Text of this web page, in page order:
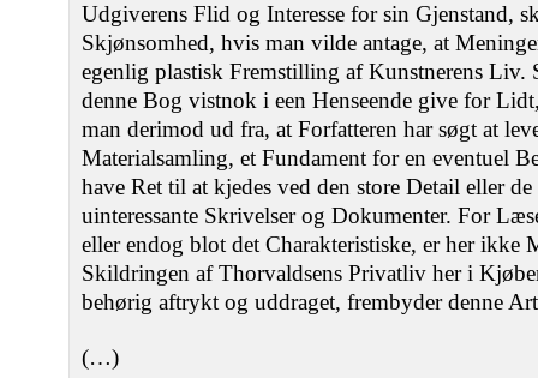
Udgiverens Flid og Interesse for sin Gjenstand,
Skjønsomhed, hvis man vilde antage, at
egenlig plastisk Fremstilling af Kunstnerens Liv.
denne Bog vistnok i een Henseende give for
man derimod ud fra, at Forfatteren har søgt at
Materialsamling, et Fundament for en eventuel
have Ret til at kjedes ved den store Detail eller
uinteressante Skrivelser og Dokumenter. For
eller endog blot det Charakteristiske, er her ikke
Skildringen af Thorvaldsens Privatliv her i
behørig aftrykt og uddraget, frembyder denne Art
(…)